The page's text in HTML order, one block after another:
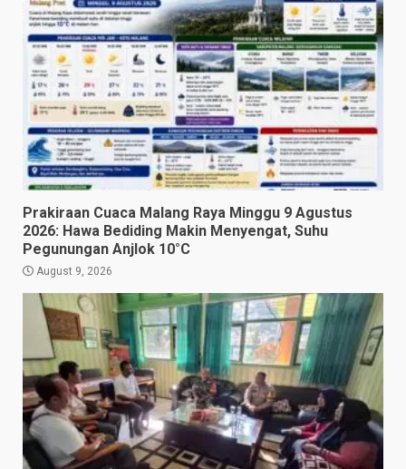
Prakiraan Cuaca Malang Raya Minggu 9 Agustus
2026: Hawa Bediding Makin Menyengat, Suhu
Pegunungan Anjlok 10°C
August 9, 2026